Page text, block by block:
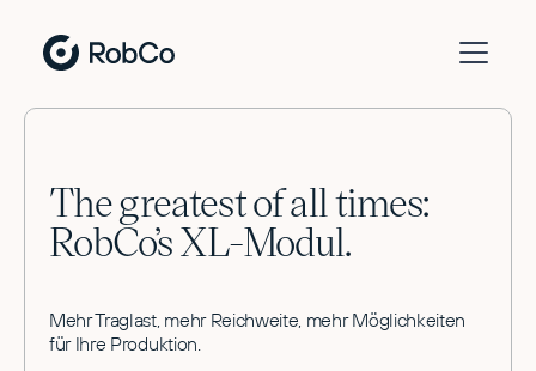
The greatest of all times:
RobCo’s XL-Modul.
Mehr Traglast, mehr Reichweite, mehr Möglichkeiten
für Ihre Produktion.